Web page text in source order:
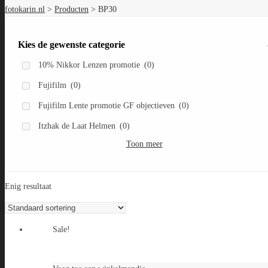
fotokarin.nl > Producten > BP30
Kies de gewenste categorie
10% Nikkor Lenzen promotie (0)
Fujifilm (0)
Fujifilm Lente promotie GF objectieven (0)
Itzhak de Laat Helmen (0)
Toon meer
Enig resultaat
Sale!